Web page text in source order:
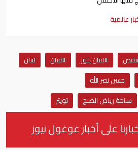
عالمية
#لبنان يثور #لبنان
لبنان
حسن نصر الله
ساحة رياض الصلح تويتر
على أخبار غوغول نيوز